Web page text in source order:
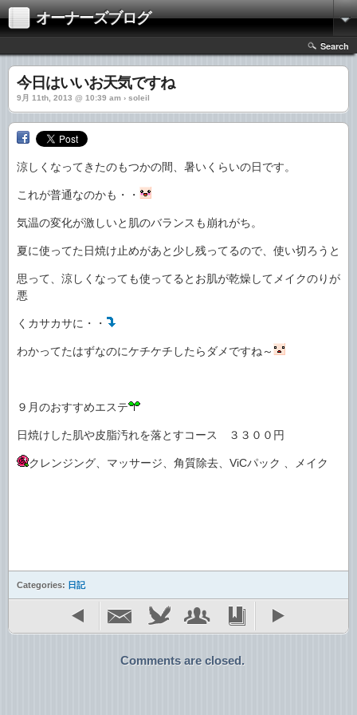
オーナーズブログ
Search
今日はいいお天気ですね
9月 11th, 2013 @ 10:39 am › soleil
涼しくなってきたのもつかの間、暑いくらいの日です。
これが普通なのかも・・
気温の変化が激しいと肌のバランスも崩れがち。
夏に使ってた日焼け止めがあと少し残ってるので、使い切ろうと
思って、涼しくなっても使ってるとお肌が乾燥してメイクのりが
悪
くカサカサに・・
わかってたはずなのにケチケチしたらダメですね～
９月のおすすめエステ
日焼けした肌や皮脂汚れを落とすコース ３３００円
クレンジング、マッサージ、角質除去、ViCパック 、メイク
Categories: 日記
Comments are closed.